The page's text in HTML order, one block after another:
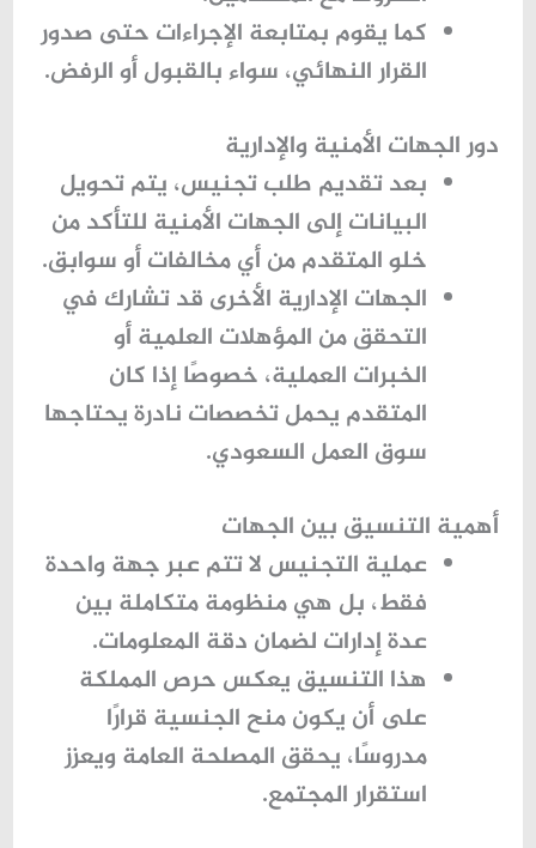
كما يقوم بمتابعة الإجراءات حتى صدور
القرار النهائي، سواء بالقبول أو الرفض.
دور الجهات الأمنية والإدارية
بعد تقديم طلب تجنيس، يتم تحويل
البيانات إلى الجهات الأمنية للتأكد من
خلو المتقدم من أي مخالفات أو سوابق.
الجهات الإدارية الأخرى قد تشارك في
التحقق من المؤهلات العلمية أو
الخبرات العملية، خصوصًا إذا كان
المتقدم يحمل تخصصات نادرة يحتاجها
سوق العمل السعودي.
أهمية التنسيق بين الجهات
عملية التجنيس لا تتم عبر جهة واحدة
فقط، بل هي منظومة متكاملة بين
عدة إدارات لضمان دقة المعلومات.
هذا التنسيق يعكس حرص المملكة
على أن يكون منح الجنسية قرارًا
مدروسًا، يحقق المصلحة العامة ويعزز
استقرار المجتمع.